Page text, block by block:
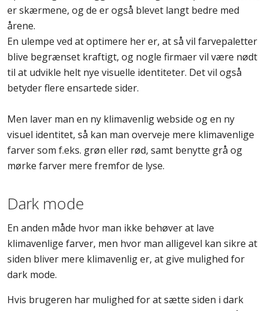
er skærmene, og de er også blevet langt bedre med
årene.
En ulempe ved at optimere her er, at så vil farvepaletter
blive begrænset kraftigt, og nogle firmaer vil være nødt
til at udvikle helt nye visuelle identiteter. Det vil også
betyder flere ensartede sider.
Men laver man en ny klimavenlig webside og en ny
visuel identitet, så kan man overveje mere klimavenlige
farver som f.eks. grøn eller rød, samt benytte grå og
mørke farver mere fremfor de lyse.
Dark mode
En anden måde hvor man ikke behøver at lave
klimavenlige farver, men hvor man alligevel kan sikre at
siden bliver mere klimavenlig er, at give mulighed for
dark mode.
Hvis brugeren har mulighed for at sætte siden i dark